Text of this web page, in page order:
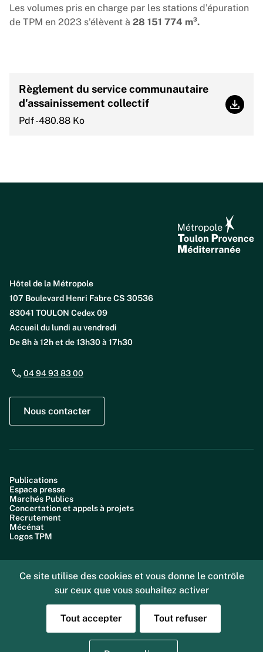
Les volumes pris en charge par les stations d’épuration
de TPM en 2023 s’élèvent à 28 151 774 m³.
Règlement du service communautaire
d'assainissement collectif
Pdf -480.88 Ko
Hôtel de la Métropole
107 Boulevard Henri Fabre CS 30536
83041 TOULON Cedex 09
Accueil du lundi au vendredi
De 8h à 12h et de 13h30 à 17h30
04 94 93 83 00
Nous contacter
Publications
Espace presse
Marchés Publics
Concertation et appels à projets
Recrutement
Mécénat
Logos TPM
Accessibilité : partiellement conforme (99,6%)
Données personnelles
Gestion des cookies
Mentions légales
Sourd ou malentendant, vous pouvez nous joindre
Ce site utilise des cookies et vous donne le contrôle
sur ceux que vous souhaitez activer
Tout accepter Tout refuser